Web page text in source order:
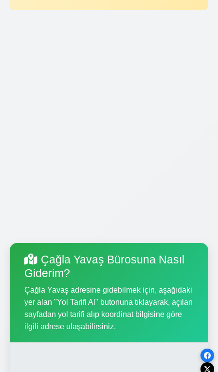
Çağla Yavaş Bürosuna Nasıl
Giderim?
Çağla Yavaş adresine gidebilmek için, aşağıdaki
yer alan "Yol Tarifi Al" butonuna tıklayarak, açılan
sayfadan yol tarifi alıp koordinat bilgisine göre
ilgili adrese ulaşabilirsiniz.